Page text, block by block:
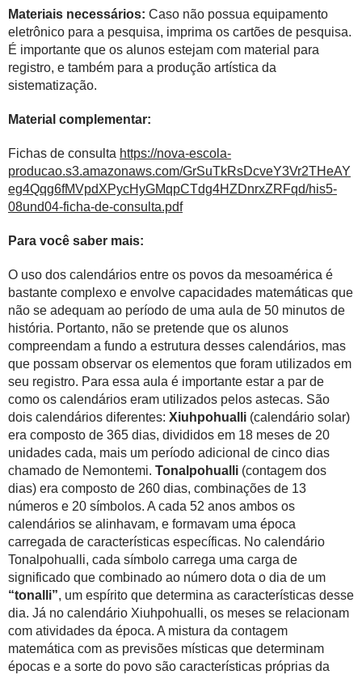
Materiais necessários: Caso não possua equipamento
eletrônico para a pesquisa, imprima os cartões de pesquisa.
É importante que os alunos estejam com material para
registro, e também para a produção artística da
sistematização.
Material complementar:
Fichas de consulta https://nova-escola-
producao.s3.amazonaws.com/GrSuTkRsDcveY3Vr2THeAY
eg4Qqg6fMVpdXPycHyGMqpCTdg4HZDnrxZRFqd/his5-
08und04-ficha-de-consulta.pdf
Para você saber mais:
O uso dos calendários entre os povos da mesoamérica é
bastante complexo e envolve capacidades matemáticas que
não se adequam ao período de uma aula de 50 minutos de
história. Portanto, não se pretende que os alunos
compreendam a fundo a estrutura desses calendários, mas
que possam observar os elementos que foram utilizados em
seu registro. Para essa aula é importante estar a par de
como os calendários eram utilizados pelos astecas. São
dois calendários diferentes: Xiuhpohualli (calendário solar)
era composto de 365 dias, divididos em 18 meses de 20
unidades cada, mais um período adicional de cinco dias
chamado de Nemontemi. Tonalpohualli (contagem dos
dias) era composto de 260 dias, combinações de 13
números e 20 símbolos. A cada 52 anos ambos os
calendários se alinhavam, e formavam uma época
carregada de características específicas. No calendário
Tonalpohualli, cada símbolo carrega uma carga de
significado que combinado ao número dota o dia de um
“tonalli”, um espírito que determina as características desse
dia. Já no calendário Xiuhpohualli, os meses se relacionam
com atividades da época. A mistura da contagem
matemática com as previsões místicas que determinam
épocas e a sorte do povo são características próprias da